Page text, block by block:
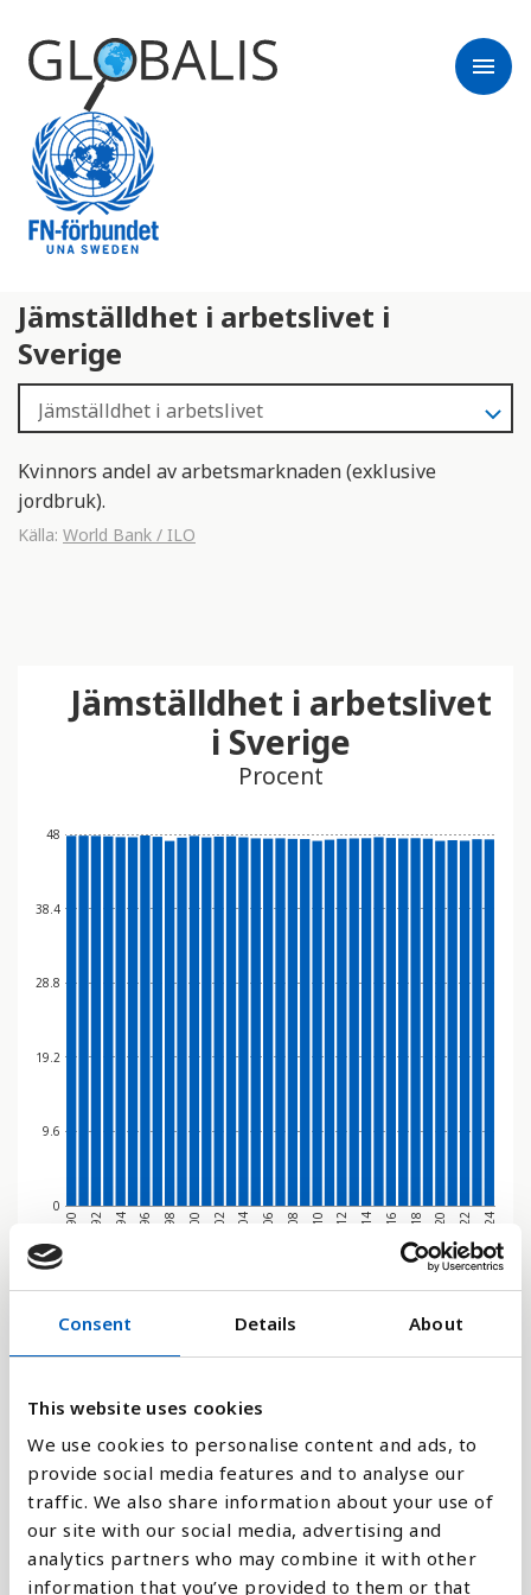
Consent Details About
This website uses cookies
We use cookies to personalise content and ads, to
provide social media features and to analyse our
traffic. We also share information about your use of
our site with our social media, advertising and
analytics partners who may combine it with other
information that you’ve provided to them or that
menu
Jämställdhet i arbetslivet i
Sverige
Kvinnors andel av arbetsmarknaden (exklusive
jordbruk).
Källa: World Bank / ILO
0
9.6
19.2
28.8
38.4
48
1990 1992 1994 1996 1998 2000 2002 2004 2006 2008 2010 2012 2014 2016 2018 2020 2022 2024
Jämställdhet i arbetslivet
i Sverige
Procent
Stapeldiagram
Jämför med: